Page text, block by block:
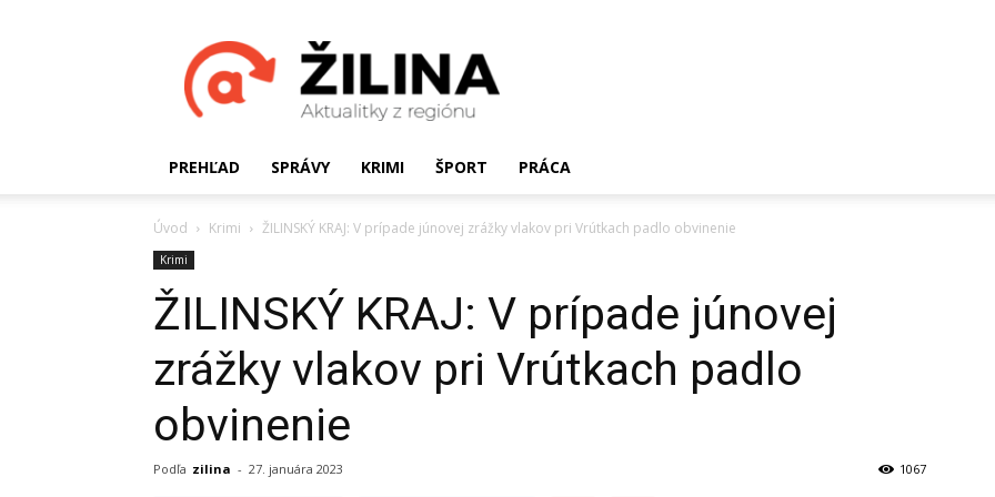
Žilinské
Aktualitky
PREHĽAD SPRÁVY KRIMI ŠPORT PRÁCA
Úvod Krimi ŽILINSKÝ KRAJ: V prípade júnovej zrážky vlakov pri Vrútkach padlo obvinenie
Krimi
ŽILINSKÝ KRAJ: V prípade júnovej
zrážky vlakov pri Vrútkach padlo
obvinenie
Podľa zilina - 27. januára 2023 1067